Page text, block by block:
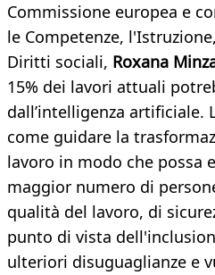
Commissione europea e
le Competenze,
Diritti sociali, Roxana
15% dei lavori attuali
dall’intelligenza artificiale.
come guidare la
lavoro in modo che possa
maggior numero di
qualità del lavoro, di
punto di vista
ulteriori disuguaglianze e